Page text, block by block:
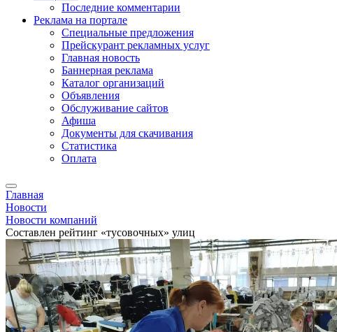
Последние комментарии
Реклама на портале
Специальные предложения
Прейскурант рекламных услуг
Главная новость
Баннерная реклама
Каталог организаций
Объявления
Обслуживание сайтов
Афиша
Документы для скачивания
Статистика
Оплата
Главная
Новости
Новости компаний
Составлен рейтинг «тусовочных» улиц